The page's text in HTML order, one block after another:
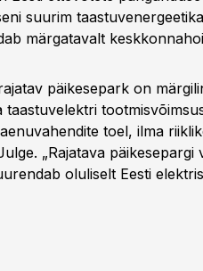
suurim
märgatavalt
päikesepark on
taastuvelektri
toel, ilma
„Rajatava
oluliselt Eesti